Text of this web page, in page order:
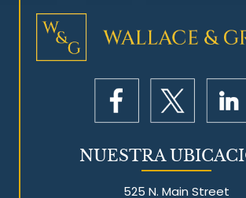
NUESTRA
525 N. Main Street